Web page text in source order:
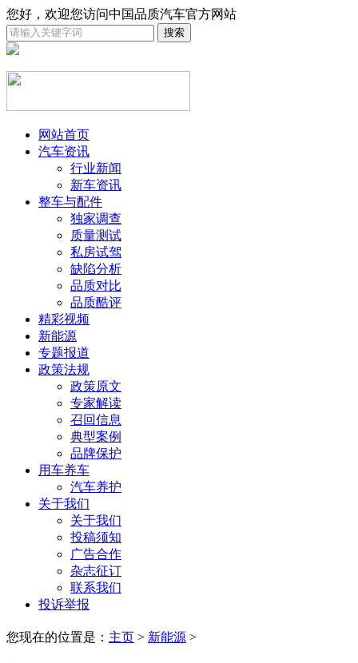
您好，欢迎您访问中国品质汽车官方网站
网站首页
汽车资讯
行业新闻
新车资讯
整车与配件
独家调查
质量测试
私房试驾
缺陷分析
品质对比
品质酷评
精彩视频
新能源
专题报道
政策法规
政策原文
专家解读
召回信息
典型案例
品牌保护
用车养车
汽车养护
关于我们
关于我们
投稿须知
广告合作
杂志征订
联系我们
投诉举报
您现在的位置是： 主页 > 新能源 >